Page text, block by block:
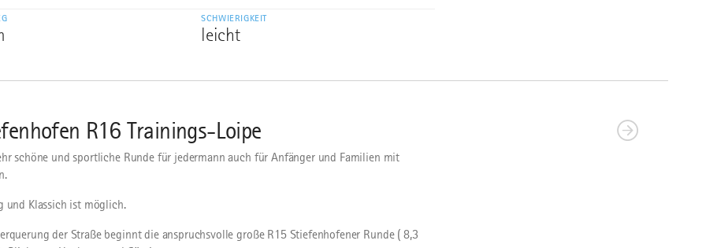
SCHWIERIGKEIT
leicht
R16 Trainings-Loipe
schöne und sportliche Runde für jedermann auch für Anfänger und Familien mit
und Klassich ist möglich.
der Straße beginnt die anspruchsvolle große R15 Stiefenhofener Runde ( 8,3